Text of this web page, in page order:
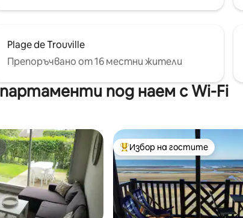
Plage de Trouville
Препоръчвано от 16 местни жители
под наем с Wi-Fi
Най-популярен избор на
Избор на гостите